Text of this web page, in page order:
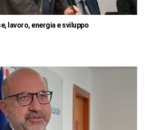
lavoro, energia e sviluppo